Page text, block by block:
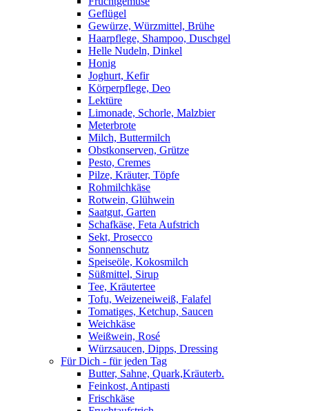
Geflügel
Gewürze, Würzmittel, Brühe
Haarpflege, Shampoo, Duschgel
Helle Nudeln, Dinkel
Honig
Joghurt, Kefir
Körperpflege, Deo
Lektüre
Limonade, Schorle, Malzbier
Meterbrote
Milch, Buttermilch
Obstkonserven, Grütze
Pesto, Cremes
Pilze, Kräuter, Töpfe
Rohmilchkäse
Rotwein, Glühwein
Saatgut, Garten
Schafkäse, Feta Aufstrich
Sekt, Prosecco
Sonnenschutz
Speiseöle, Kokosmilch
Süßmittel, Sirup
Tee, Kräutertee
Tofu, Weizeneiweiß, Falafel
Tomatiges, Ketchup, Saucen
Weichkäse
Weißwein, Rosé
Würzsaucen, Dipps, Dressing
Für Dich - für jeden Tag
Butter, Sahne, Quark,Kräuterb.
Feinkost, Antipasti
Frischkäse